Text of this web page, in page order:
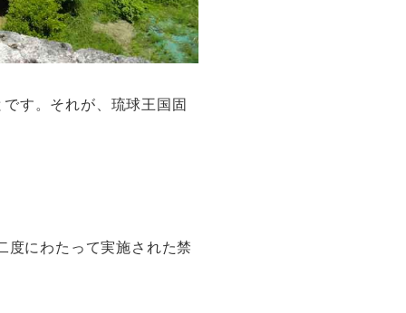
す。それが、琉球王国固
度にわたって実施された禁